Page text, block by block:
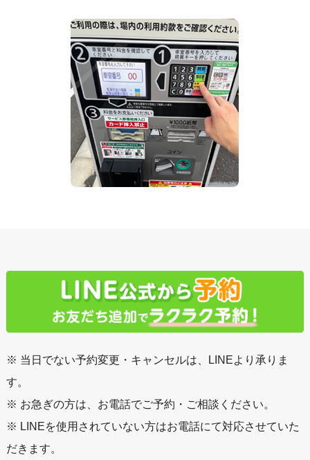
※ 当日でない予約変更・キャンセルは、LINEより承りま
す。
※ お急ぎの方は、お電話でご予約・ご相談ください。
※ LINEを使用されていない方はお電話にて対応させていた
だきます。